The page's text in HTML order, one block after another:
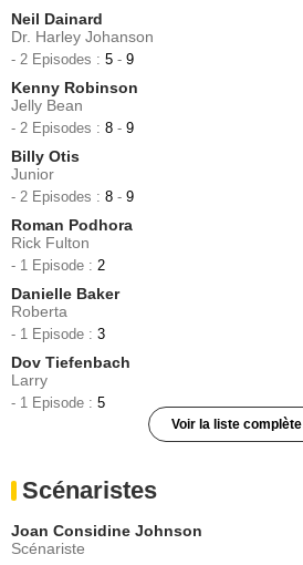
Neil Dainard
Dr. Harley Johanson
- 2 Episodes : 5 - 9
Kenny Robinson
Jelly Bean
- 2 Episodes : 8 - 9
Billy Otis
Junior
- 2 Episodes : 8 - 9
Roman Podhora
Rick Fulton
- 1 Episode : 2
Danielle Baker
Roberta
- 1 Episode : 3
Dov Tiefenbach
Larry
- 1 Episode : 5
Voir la liste complète
- 1 Episode :7
La mère de Tippy
- 1 Episode :
Scénaristes
Joan Considine Johnson
Scénariste